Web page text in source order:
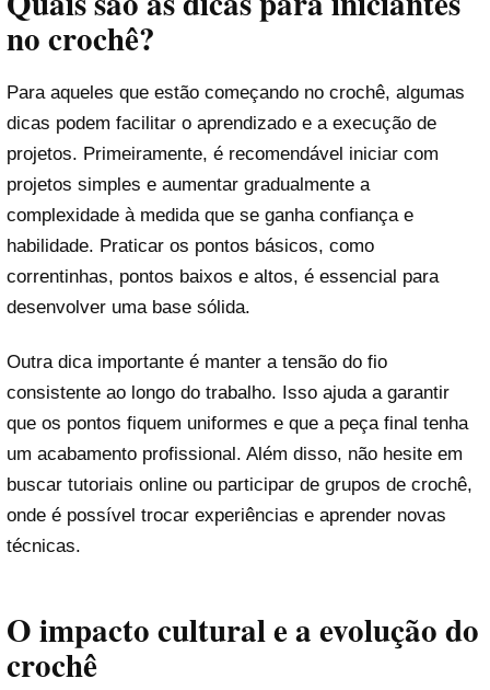
no crochê?
Para aqueles que estão começando no crochê, algumas
dicas podem facilitar o aprendizado e a execução de
projetos. Primeiramente, é recomendável iniciar com
projetos simples e aumentar gradualmente a
complexidade à medida que se ganha confiança e
habilidade. Praticar os pontos básicos, como
correntinhas, pontos baixos e altos, é essencial para
desenvolver uma base sólida.
Outra dica importante é manter a tensão do fio
consistente ao longo do trabalho. Isso ajuda a garantir
que os pontos fiquem uniformes e que a peça final tenha
um acabamento profissional. Além disso, não hesite em
buscar tutoriais online ou participar de grupos de crochê,
onde é possível trocar experiências e aprender novas
técnicas.
O impacto cultural e a evolução do
crochê